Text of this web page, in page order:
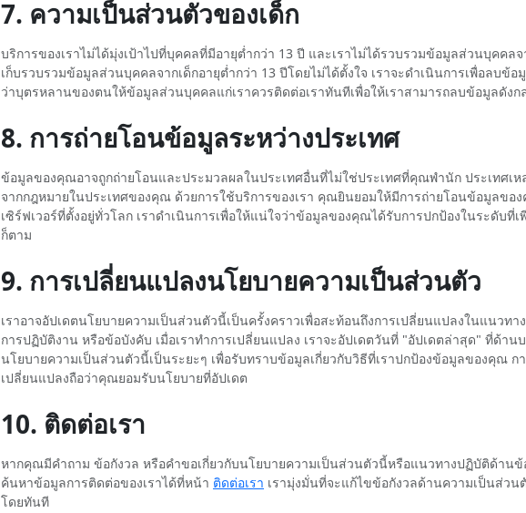
7. ความเป็นส่วนตัวของเด็ก
บริการของเราไม่ได้มุ่งเป้าไปที่บุคคลที่มีอายุต่ำกว่า 13 ปี และเราไม่ได้รวบรวมข้อมูลส่วนบุคคลจ
เก็บรวบรวมข้อมูลส่วนบุคคลจากเด็กอายุต่ำกว่า 13 ปีโดยไม่ได้ตั้งใจ เราจะดำเนินการเพื่อลบข้
ว่าบุตรหลานของตนให้ข้อมูลส่วนบุคคลแก่เราควรติดต่อเราทันทีเพื่อให้เราสามารถลบข้อมูลดังก
8. การถ่ายโอนข้อมูลระหว่างประเทศ
ข้อมูลของคุณอาจถูกถ่ายโอนและประมวลผลในประเทศอื่นที่ไม่ใช่ประเทศที่คุณพำนัก ประเทศเ
จากกฎหมายในประเทศของคุณ ด้วยการใช้บริการของเรา คุณยินยอมให้มีการถ่ายโอนข้อมูลขอ
เซิร์ฟเวอร์ที่ตั้งอยู่ทั่วโลก เราดำเนินการเพื่อให้แน่ใจว่าข้อมูลของคุณได้รับการปกป้องในระดับที่
ก็ตาม
9. การเปลี่ยนแปลงนโยบายความเป็นส่วนตัว
เราอาจอัปเดตนโยบายความเป็นส่วนตัวนี้เป็นครั้งคราวเพื่อสะท้อนถึงการเปลี่ยนแปลงในแนวท
การปฏิบัติงาน หรือข้อบังคับ เมื่อเราทำการเปลี่ยนแปลง เราจะอัปเดตวันที่ "อัปเดตล่าสุด" ที่ด้
นโยบายความเป็นส่วนตัวนี้เป็นระยะๆ เพื่อรับทราบข้อมูลเกี่ยวกับวิธีที่เราปกป้องข้อมูลของคุณ ก
เปลี่ยนแปลงถือว่าคุณยอมรับนโยบายที่อัปเดต
10. ติดต่อเรา
หากคุณมีคำถาม ข้อกังวล หรือคำขอเกี่ยวกับนโยบายความเป็นส่วนตัวนี้หรือแนวทางปฏิบัติด้าน
ค้นหาข้อมูลการติดต่อของเราได้ที่หน้า ติดต่อเรา เรามุ่งมั่นที่จะแก้ไขข้อกังวลด้านความเป็นส่
โดยทันที